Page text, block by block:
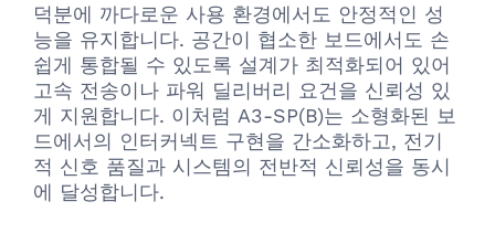
덕분에 까다로운 사용 환경에서도 안정적인 성
능을 유지합니다. 공간이 협소한 보드에서도 손
쉽게 통합될 수 있도록 설계가 최적화되어 있어
고속 전송이나 파워 딜리버리 요건을 신뢰성 있
게 지원합니다. 이처럼 A3-SP(B)는 소형화된 보
드에서의 인터커넥트 구현을 간소화하고, 전기
적 신호 품질과 시스템의 전반적 신뢰성을 동시
에 달성합니다.